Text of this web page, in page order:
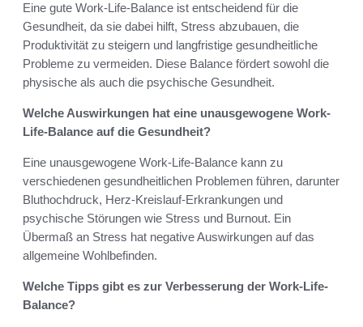
Eine gute Work-Life-Balance ist entscheidend für die
Gesundheit, da sie dabei hilft, Stress abzubauen, die
Produktivität zu steigern und langfristige gesundheitliche
Probleme zu vermeiden. Diese Balance fördert sowohl die
physische als auch die psychische Gesundheit.
Welche Auswirkungen hat eine unausgewogene Work-
Life-Balance auf die Gesundheit?
Eine unausgewogene Work-Life-Balance kann zu
verschiedenen gesundheitlichen Problemen führen, darunter
Bluthochdruck, Herz-Kreislauf-Erkrankungen und
psychische Störungen wie Stress und Burnout. Ein
Übermaß an Stress hat negative Auswirkungen auf das
allgemeine Wohlbefinden.
Welche Tipps gibt es zur Verbesserung der Work-Life-
Balance?